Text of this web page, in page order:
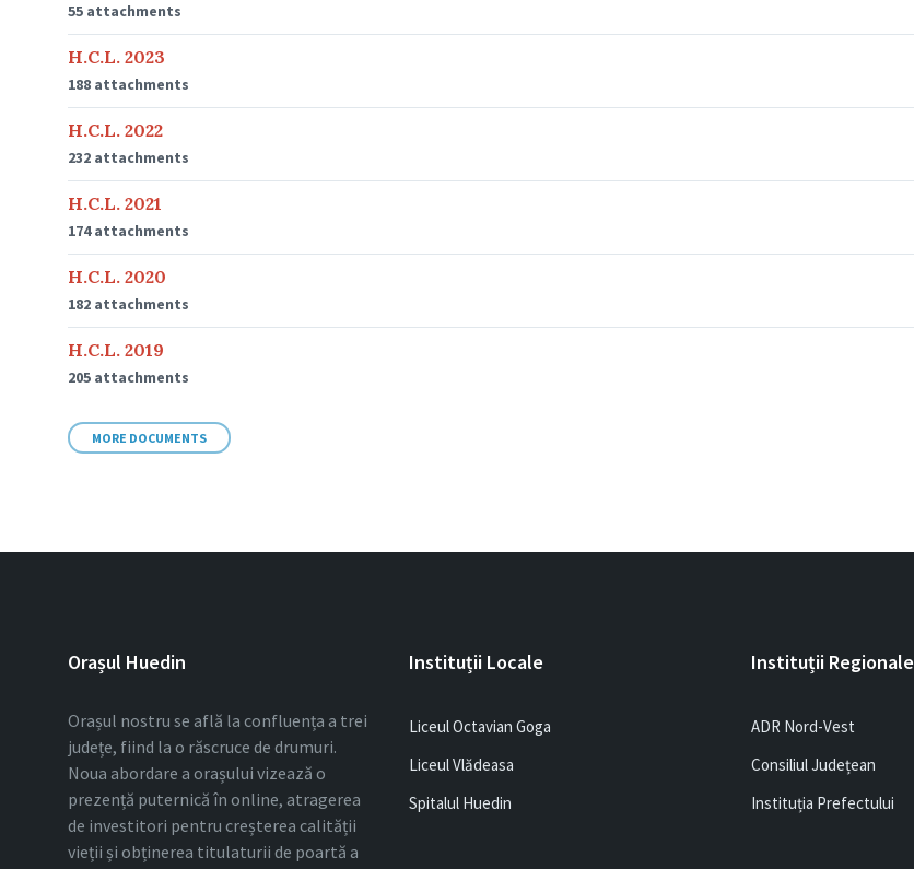
55 attachments
H.C.L. 2023
188 attachments
H.C.L. 2022
232 attachments
H.C.L. 2021
174 attachments
H.C.L. 2020
182 attachments
H.C.L. 2019
205 attachments
MORE DOCUMENTS
Orașul Huedin
Orașul nostru se află la confluența a trei
județe, fiind la o răscruce de drumuri.
Noua abordare a orașului vizează o
prezență puternică în online, atragerea
de investitori pentru creșterea calității
vieții și obținerea titulaturii de poartă a
Instituții Locale
Liceul Octavian Goga
Liceul Vlădeasa
Spitalul Huedin
Instituții Regionale
ADR Nord-Vest
Consiliul Județean
Instituția Prefectului